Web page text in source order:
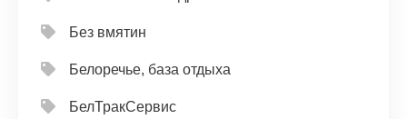
Без вмятин
Белоречье, база отдыха
БелТракСервис